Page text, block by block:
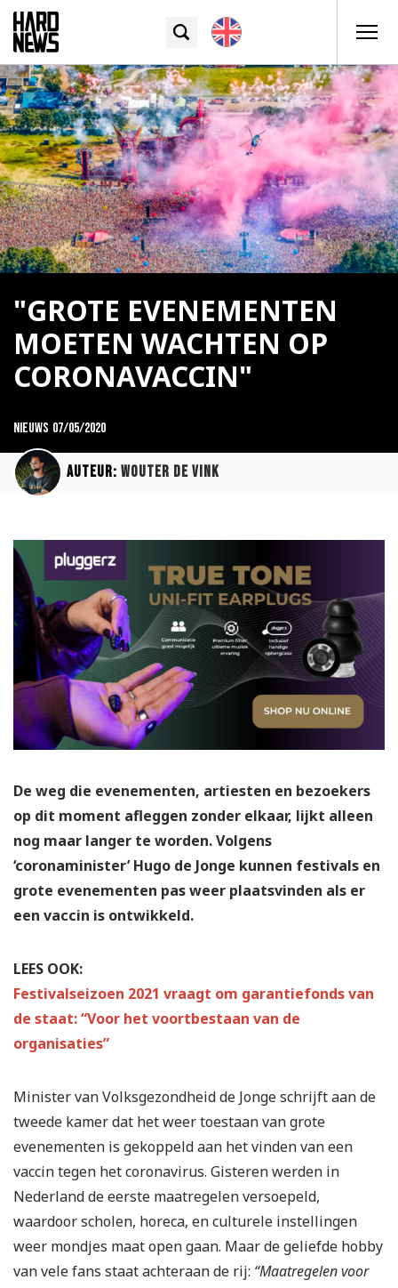
"GROTE EVENEMENTEN
MOETEN WACHTEN OP
CORONAVACCIN"
Nieuws 07/05/2020
Auteur: Wouter de Vink
De weg die evenementen, artiesten en bezoekers
op dit moment afleggen zonder elkaar, lijkt alleen
nog maar langer te worden. Volgens
‘coronaminister’ Hugo de Jonge kunnen festivals en
grote evenementen pas weer plaatsvinden als er
een vaccin is ontwikkeld.
LEES OOK:
Festivalseizoen 2021 vraagt om garantiefonds van
de staat: “Voor het voortbestaan van de
organisaties”
Minister van Volksgezondheid de Jonge schrijft aan de
tweede kamer dat het weer toestaan van grote
evenementen is gekoppeld aan het vinden van een
vaccin tegen het coronavirus. Gisteren werden in
Nederland de eerste maatregelen versoepeld,
waardoor scholen, horeca, en culturele instellingen
weer mondjes maat open gaan. Maar de geliefde hobby
van vele fans staat achteraan de rij: “Maatregelen voor